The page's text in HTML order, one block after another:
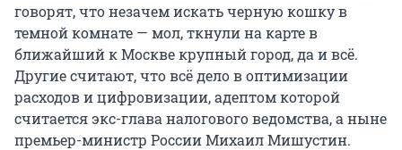
говорят, что незачем искать черную кошку в
темной комнате — мол, ткнули на карте в
ближайший к Москве крупный город, да и всё.
Другие считают, что всё дело в оптимизации
расходов и цифровизации, адептом которой
считается экс-глава налогового ведомства, а ныне
премьер-министр России Михаил Мишустин.